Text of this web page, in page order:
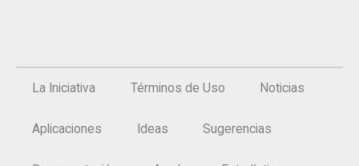
La Iniciativa Términos de Uso Noticias
Aplicaciones Ideas Sugerencias